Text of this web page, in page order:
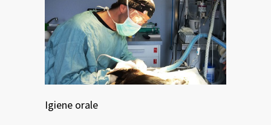
Igiene orale